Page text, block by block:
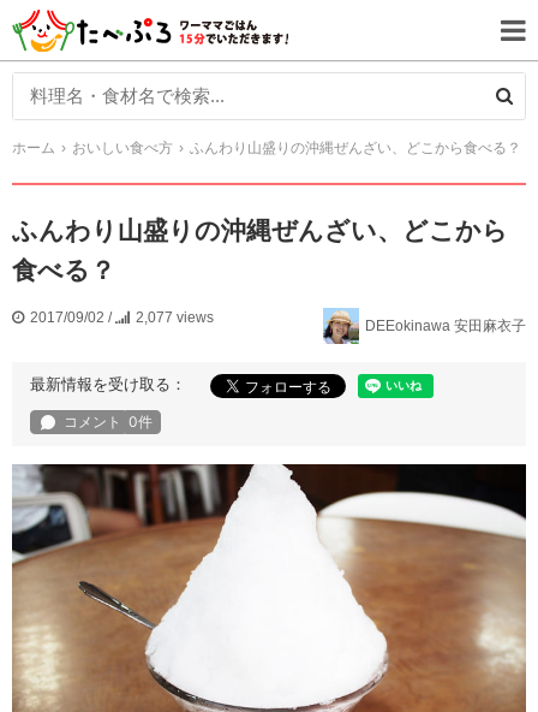
ホーム おいしい食べ方 ふんわり山盛りの沖縄ぜんざい、どこから食べる？
ふんわり山盛りの沖縄ぜんざい、どこから
食べる？
2017/09/02 / 2,077 views DEEokinawa 安田麻衣子
最新情報を受け取る：